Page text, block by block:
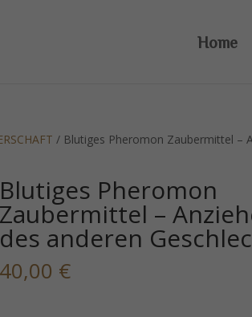
Home
/ Blutiges Pheromon Zaubermittel –
Blutiges Pheromon
Zaubermittel –
des anderen
40,00 €